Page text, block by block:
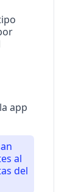
app
al
del